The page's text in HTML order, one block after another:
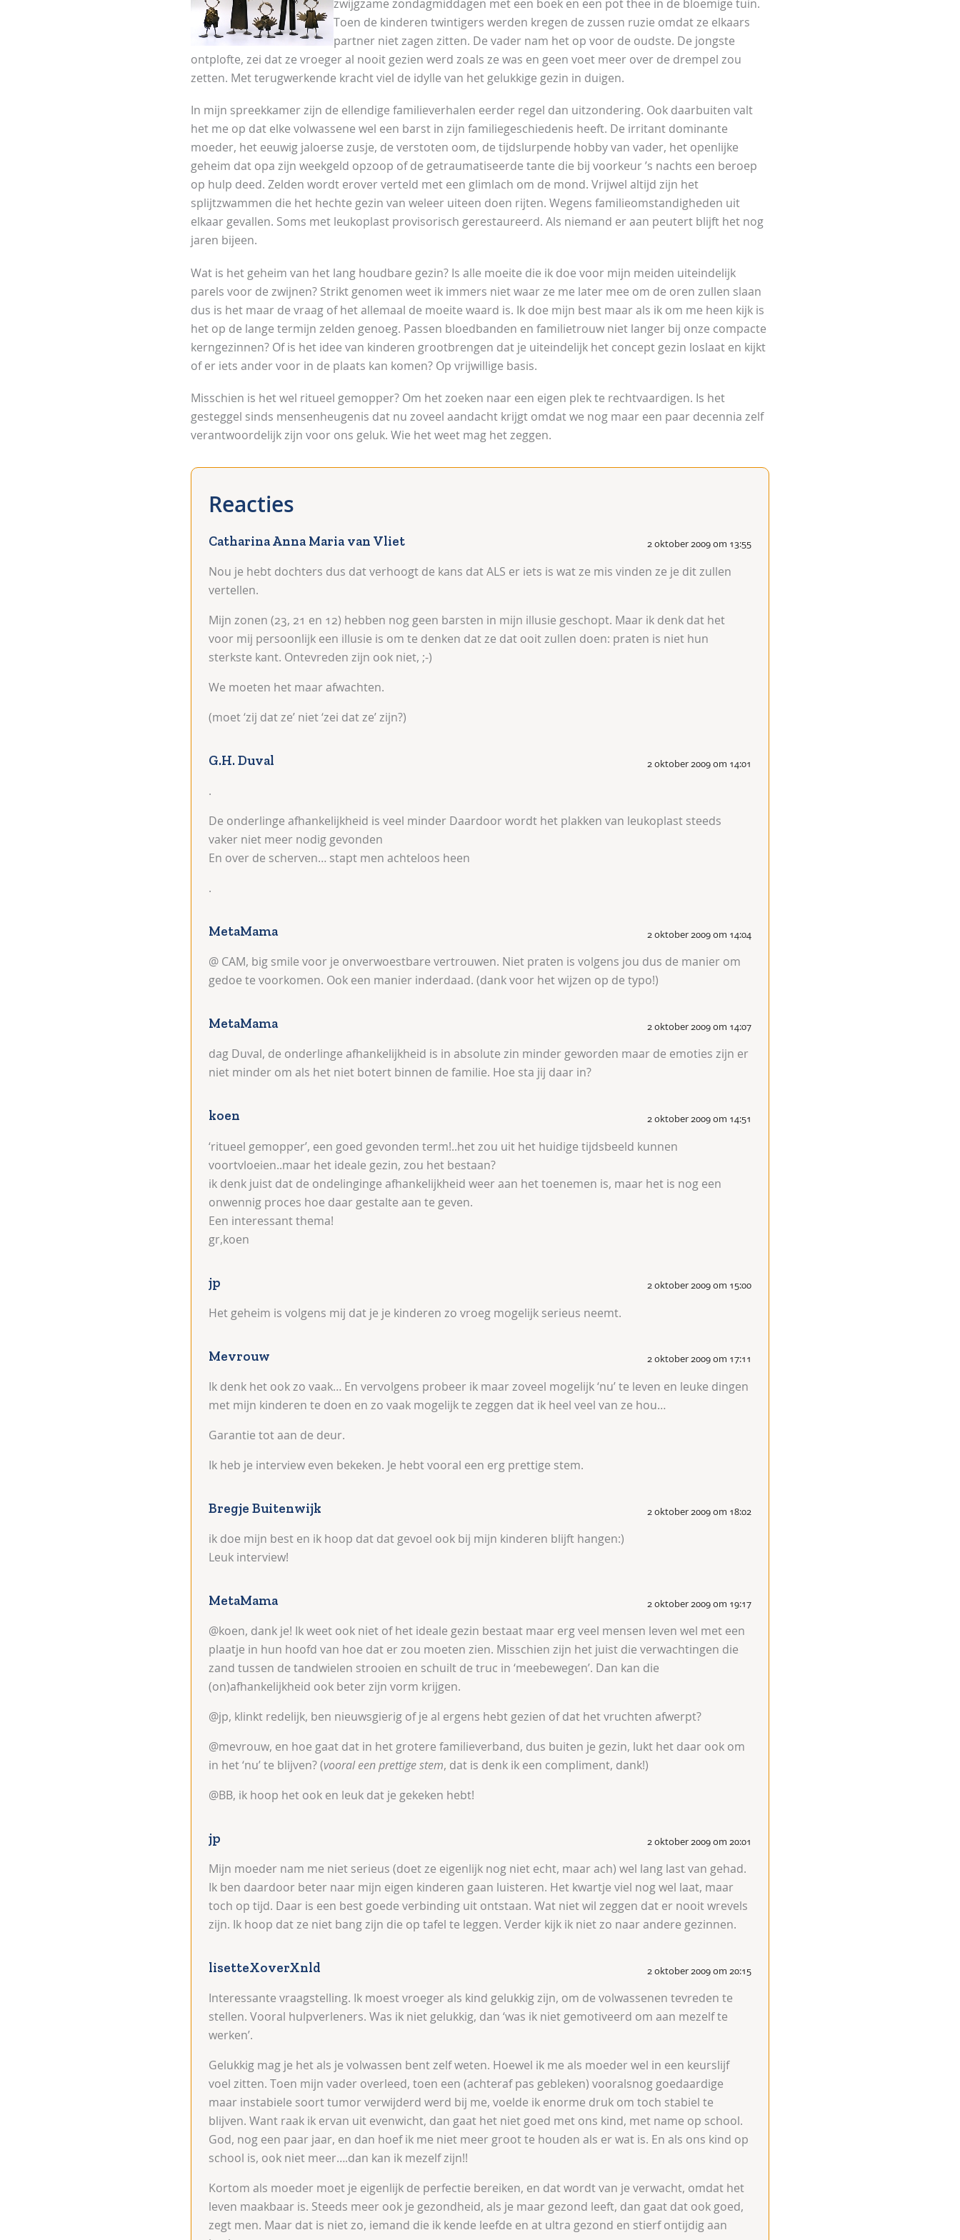
zwijgzame zondagmiddagen met een boek en een pot thee in de bloemige tuin.
Toen de kinderen twintigers werden kregen de zussen ruzie omdat ze elkaars
partner niet zagen zitten. De vader nam het op voor de oudste. De jongste
ontplofte, zei dat ze vroeger al nooit gezien werd zoals ze was en geen voet meer over de drempel zou
zetten. Met terugwerkende kracht viel de idylle van het gelukkige gezin in duigen.
In mijn spreekkamer zijn de ellendige familieverhalen eerder regel dan uitzondering. Ook daarbuiten valt
het me op dat elke volwassene wel een barst in zijn familiegeschiedenis heeft. De irritant dominante
moeder, het eeuwig jaloerse zusje, de verstoten oom, de tijdslurpende hobby van vader, het openlijke
geheim dat opa zijn weekgeld opzoop of de getraumatiseerde tante die bij voorkeur ’s nachts een beroep
op hulp deed. Zelden wordt erover verteld met een glimlach om de mond. Vrijwel altijd zijn het
splijtzwammen die het hechte gezin van weleer uiteen doen rijten. Wegens familieomstandigheden uit
elkaar gevallen. Soms met leukoplast provisorisch gerestaureerd. Als niemand er aan peutert blijft het nog
jaren bijeen.
Wat is het geheim van het lang houdbare gezin? Is alle moeite die ik doe voor mijn meiden uiteindelijk
parels voor de zwijnen? Strikt genomen weet ik immers niet waar ze me later mee om de oren zullen slaan
dus is het maar de vraag of het allemaal de moeite waard is. Ik doe mijn best maar als ik om me heen kijk is
het op de lange termijn zelden genoeg. Passen bloedbanden en familietrouw niet langer bij onze compacte
kerngezinnen? Of is het idee van kinderen grootbrengen dat je uiteindelijk het concept gezin loslaat en kijkt
of er iets ander voor in de plaats kan komen? Op vrijwillige basis.
Misschien is het wel ritueel gemopper? Om het zoeken naar een eigen plek te rechtvaardigen. Is het
gesteggel sinds mensenheugenis dat nu zoveel aandacht krijgt omdat we nog maar een paar decennia zelf
verantwoordelijk zijn voor ons geluk. Wie het weet mag het zeggen.
Catharina Anna Maria van Vliet 2 oktober 2009 om 13:55
Nou je hebt dochters dus dat verhoogt de kans dat ALS er iets is wat ze mis vinden ze je dit zullen
vertellen.
Mijn zonen (23, 21 en 12) hebben nog geen barsten in mijn illusie geschopt. Maar ik denk dat het
voor mij persoonlijk een illusie is om te denken dat ze dat ooit zullen doen: praten is niet hun
sterkste kant. Ontevreden zijn ook niet, ;-)
We moeten het maar afwachten.
(moet ‘zij dat ze’ niet ‘zei dat ze’ zijn?)
G.H. Duval 2 oktober 2009 om 14:01
.
De onderlinge afhankelijkheid is veel minder Daardoor wordt het plakken van leukoplast steeds
vaker niet meer nodig gevonden
En over de scherven… stapt men achteloos heen
.
MetaMama 2 oktober 2009 om 14:04
@ CAM, big smile voor je onverwoestbare vertrouwen. Niet praten is volgens jou dus de manier om
gedoe te voorkomen. Ook een manier inderdaad. (dank voor het wijzen op de typo!)
MetaMama 2 oktober 2009 om 14:07
dag Duval, de onderlinge afhankelijkheid is in absolute zin minder geworden maar de emoties zijn er
niet minder om als het niet botert binnen de familie. Hoe sta jij daar in?
koen 2 oktober 2009 om 14:51
‘ritueel gemopper’, een goed gevonden term!..het zou uit het huidige tijdsbeeld kunnen
voortvloeien..maar het ideale gezin, zou het bestaan?
ik denk juist dat de ondelinginge afhankelijkheid weer aan het toenemen is, maar het is nog een
onwennig proces hoe daar gestalte aan te geven.
Een interessant thema!
gr,koen
jp 2 oktober 2009 om 15:00
Het geheim is volgens mij dat je je kinderen zo vroeg mogelijk serieus neemt.
Mevrouw 2 oktober 2009 om 17:11
Ik denk het ook zo vaak… En vervolgens probeer ik maar zoveel mogelijk ‘nu’ te leven en leuke dingen
met mijn kinderen te doen en zo vaak mogelijk te zeggen dat ik heel veel van ze hou…
Garantie tot aan de deur.
Ik heb je interview even bekeken. Je hebt vooral een erg prettige stem.
Bregje Buitenwijk 2 oktober 2009 om 18:02
ik doe mijn best en ik hoop dat dat gevoel ook bij mijn kinderen blijft hangen:)
Leuk interview!
MetaMama 2 oktober 2009 om 19:17
@koen, dank je! Ik weet ook niet of het ideale gezin bestaat maar erg veel mensen leven wel met een
plaatje in hun hoofd van hoe dat er zou moeten zien. Misschien zijn het juist die verwachtingen die
zand tussen de tandwielen strooien en schuilt de truc in ‘meebewegen’. Dan kan die
(on)afhankelijkheid ook beter zijn vorm krijgen.
@jp, klinkt redelijk, ben nieuwsgierig of je al ergens hebt gezien of dat het vruchten afwerpt?
@mevrouw, en hoe gaat dat in het grotere familieverband, dus buiten je gezin, lukt het daar ook om
in het ‘nu’ te blijven? (vooral een prettige stem, dat is denk ik een compliment, dank!)
@BB, ik hoop het ook en leuk dat je gekeken hebt!
jp 2 oktober 2009 om 20:01
Mijn moeder nam me niet serieus (doet ze eigenlijk nog niet echt, maar ach) wel lang last van gehad.
Ik ben daardoor beter naar mijn eigen kinderen gaan luisteren. Het kwartje viel nog wel laat, maar
toch op tijd. Daar is een best goede verbinding uit ontstaan. Wat niet wil zeggen dat er nooit wrevels
zijn. Ik hoop dat ze niet bang zijn die op tafel te leggen. Verder kijk ik niet zo naar andere gezinnen.
lisetteXoverXnld 2 oktober 2009 om 20:15
Interessante vraagstelling. Ik moest vroeger als kind gelukkig zijn, om de volwassenen tevreden te
stellen. Vooral hulpverleners. Was ik niet gelukkig, dan ‘was ik niet gemotiveerd om aan mezelf te
werken’.
Gelukkig mag je het als je volwassen bent zelf weten. Hoewel ik me als moeder wel in een keurslijf
voel zitten. Toen mijn vader overleed, toen een (achteraf pas gebleken) vooralsnog goedaardige
maar instabiele soort tumor verwijderd werd bij me, voelde ik enorme druk om toch stabiel te
blijven. Want raak ik ervan uit evenwicht, dan gaat het niet goed met ons kind, met name op school.
God, nog een paar jaar, en dan hoef ik me niet meer groot te houden als er wat is. En als ons kind op
school is, ook niet meer….dan kan ik mezelf zijn!!
Kortom als moeder moet je eigenlijk de perfectie bereiken, en dat wordt van je verwacht, omdat het
leven maakbaar is. Steeds meer ook je gezondheid, als je maar gezond leeft, dan gaat dat ook goed,
zegt men. Maar dat is niet zo, iemand die ik kende leefde en at ultra gezond en stierf ontijdig aan